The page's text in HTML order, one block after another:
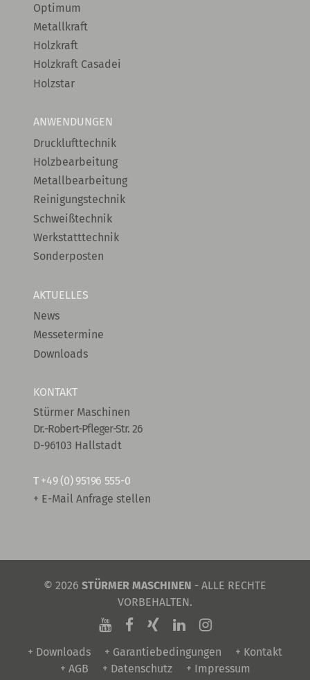
Optimum
Metallkraft
Holzkraft
Holzkraft Casadei
Holzstar
ANWENDUNGEN
Drucklufttechnik
Holzbearbeitung
Metallbearbeitung
Reinigungstechnik
Schweißtechnik
Werkstatttechnik
Sonderposten
AKTUELLES
News
Messetermine
Downloads
KONTAKT
Stürmer Maschinen
Dr.-Robert-Pfleger-Str. 26
D-96103 Hallstadt
T +49 (0) 95196 555-0
+ E-Mail Anfrage stellen
© 2026 STÜRMER MASCHINEN - ALLE RECHTE
VORBEHALTEN.
+ Downloads + Garantiebedingungen
+ Kontakt
+ AGB
+ Datenschutz + Impressum